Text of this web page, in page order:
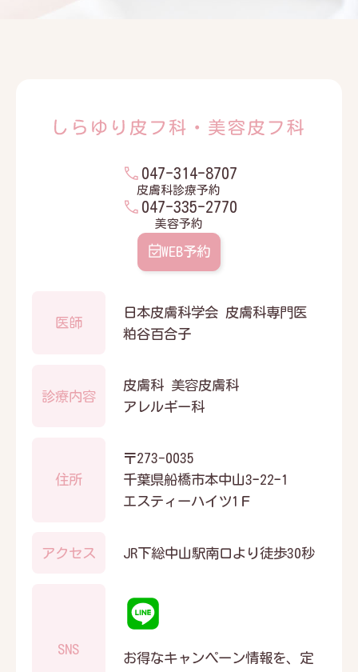
047-314-8707
皮膚科診療予約
047-335-2770
美容予約
WEB予約
医師
日本皮膚科学会 皮膚科専門医
粕谷百合子
診療内容
皮膚科 美容皮膚科
アレルギー科
住所
〒273-0035
千葉県船橋市本中山3ｰ22ｰ1
エスティーハイツ1Ｆ
アクセス JR下総中山駅南口より徒歩30秒
SNS
お得なキャンペーン情報を、定